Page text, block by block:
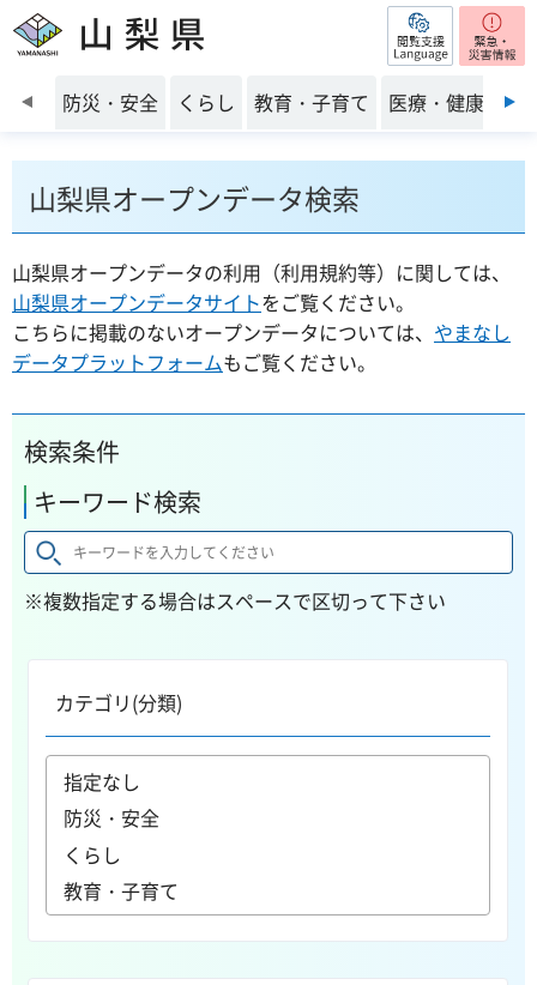
山梨県 閲覧支援
前のスライドを表示
防災・安全 くらし 教育・子育て 医療・健康・福
山梨県オープンデータ検索
山梨県オープンデータの利用（利用規約等）に関しては、
山梨県オープンデータサイトをご覧ください。
こちらに掲載のないオープンデータについては、 やまなし
データプラットフォームもご覧ください。
検索条件
キーワード検索
※複数指定する場合はスペースで区切って下さい
カテゴリ(分類)